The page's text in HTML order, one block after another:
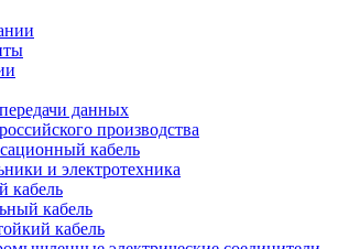
данных
производства
кабель
и электротехника
кабель
кабель
кабель